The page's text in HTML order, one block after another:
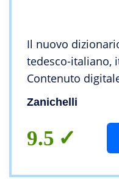
Il nuovo
tedesco-italiano,
Contenuto
elettronicamente)
Zanichelli
9.5